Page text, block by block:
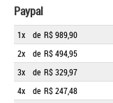
Paypal
1x de R$ 989,90
2x
de R$ 494,95
3x
de R$ 329,97
4x
de R$ 247,48